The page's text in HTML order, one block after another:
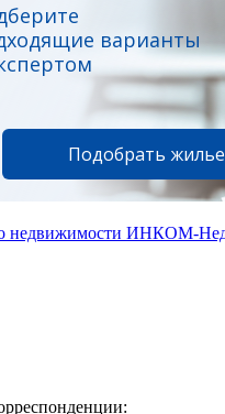
варианты
Подобрать жилье